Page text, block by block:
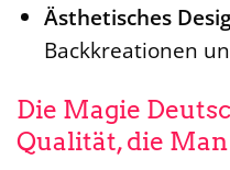
Ästhetisches
Backkreationen
Die Magie
Qualität, die